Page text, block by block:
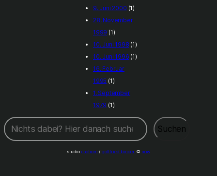
9. Juni 2000 (1)
28. November
1999 (1)
10. Juni 1998 (1)
10. Juni 1996 (1)
16. Februar
1995 (1)
1. September
1979 (1)
Suchen
Suchen
studio caohom /gottfried binder © now